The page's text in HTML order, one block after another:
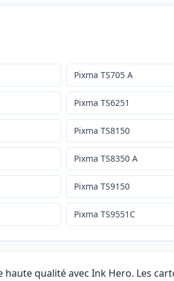
haute qualité avec Ink Hero. Les
Pixma TS705 A
Pixma TS6251
Pixma TS8150
Pixma TS8350 A
Pixma TS9150
Pixma TS9551C